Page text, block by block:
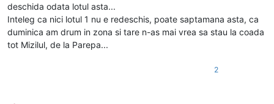
deschida odata lotul asta...
Inteleg ca nici lotul 1 nu e redeschis, poate saptamana asta, ca
duminica am drum in zona si tare n-as mai vrea sa stau la coada
tot Mizilul, de la Parepa...
2